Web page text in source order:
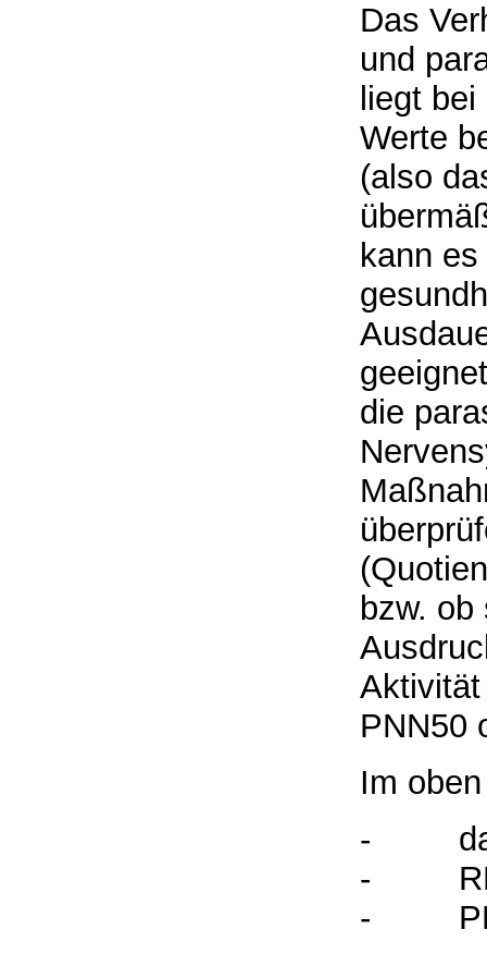
Das
und
liegt
Werte
(also
kann
die
bzw.
PNN50
Im
-
-
-